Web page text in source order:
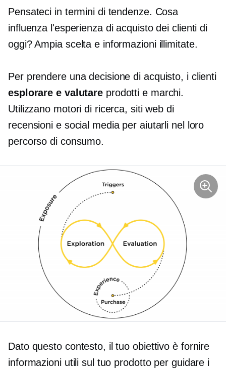
Pensateci in termini di tendenze. Cosa
influenza l'esperienza di acquisto dei clienti di
oggi? Ampia scelta e informazioni illimitate.
Per prendere una decisione di acquisto, i clienti
esplorare e valutare prodotti e marchi.
Utilizzano motori di ricerca, siti web di
recensioni e social media per aiutarli nel loro
percorso di consumo.
Dato questo contesto, il tuo obiettivo è fornire
informazioni utili sul tuo prodotto per guidare i